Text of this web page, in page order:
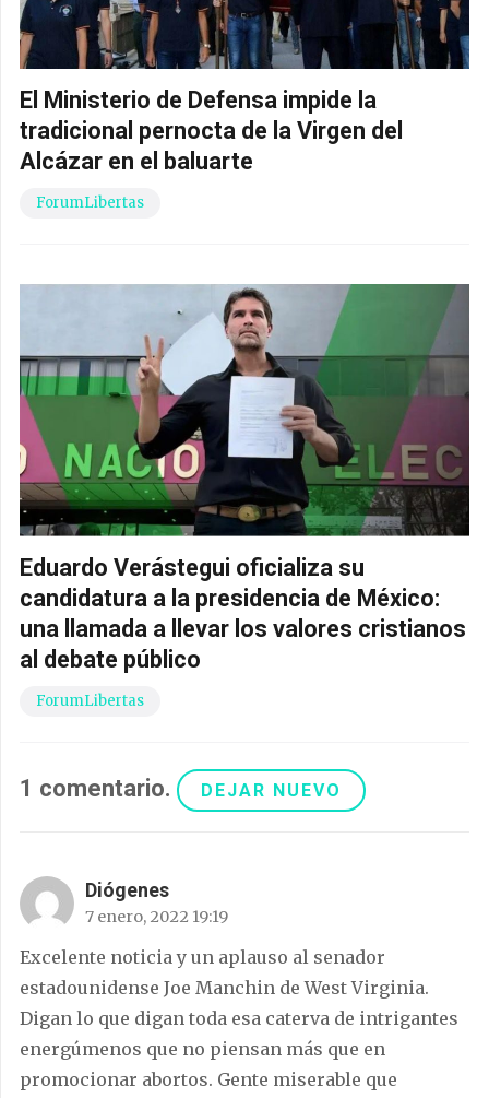
El Ministerio de Defensa impide la
tradicional pernocta de la Virgen del
Alcázar en el baluarte
ForumLibertas
Eduardo Verástegui oficializa su
candidatura a la presidencia de México:
una llamada a llevar los valores cristianos
al debate público
ForumLibertas
1 comentario. DEJAR NUEVO
Diógenes
7 enero, 2022 19:19
Excelente noticia y un aplauso al senador
estadounidense Joe Manchin de West Virginia.
Digan lo que digan toda esa caterva de intrigantes
energúmenos que no piensan más que en
promocionar abortos. Gente miserable que